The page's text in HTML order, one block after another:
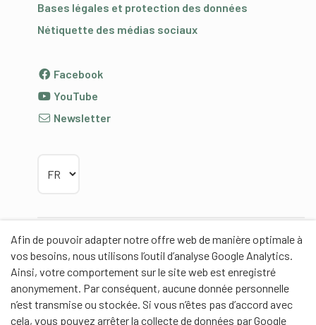
Afin de pouvoir adapter notre offre web de manière optimale à
vos besoins, nous utilisons l’outil d’analyse Google Analytics.
Ainsi, votre comportement sur le site web est enregistré
anonymement. Par conséquent, aucune donnée personnelle
n’est transmise ou stockée. Si vous n’êtes pas d’accord avec
cela, vous pouvez arrêter la collecte de données par Google
Bases légales et protection des données
Nétiquette des médias sociaux
Facebook
YouTube
Newsletter
Partenaires